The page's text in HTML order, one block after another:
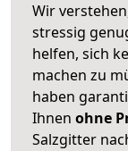
Wir
stressig
helfen, sich
machen zu
haben
Ihnen ohne
Salzgitter